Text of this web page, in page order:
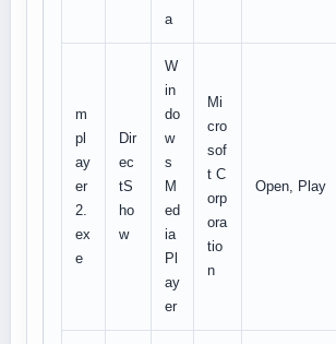
a
m
pl
ay
er
2.
ex
e
Dir
ec
tS
ho
w
W
in
do
w
s
M
ed
ia
Pl
ay
er
Mi
cro
sof
t C
orp
ora
tio
n
Open, Play